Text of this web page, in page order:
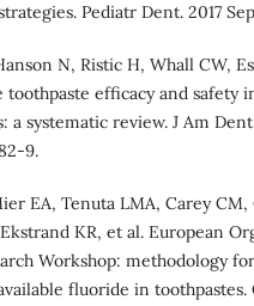
Pediatr Dent. 2017
N, Ristic H, Whall CW,
toothpaste efficacy and safety
a systematic review. J Am Dent
9.
EA, Tenuta LMA, Carey CM,
KR, et al. European
Workshop: methodology
fluoride in toothpastes.